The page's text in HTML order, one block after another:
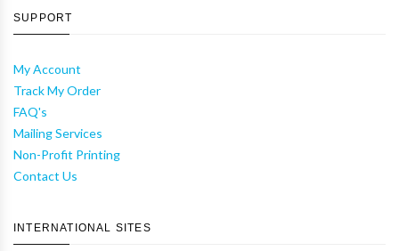
SUPPORT
My Account
Track My Order
FAQ's
Mailing Services
Non-Profit Printing
Contact Us
INTERNATIONAL SITES